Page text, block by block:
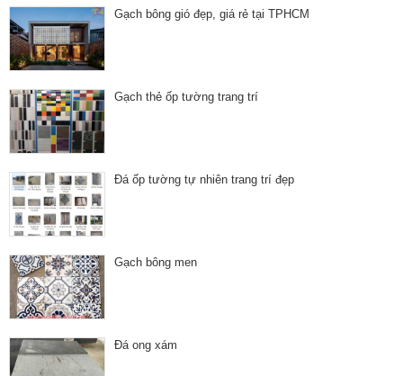
Gạch bông gió đẹp, giá rẻ tại TPHCM
Gạch thẻ ốp tường trang trí
Đá ốp tường tự nhiên trang trí đẹp
Gạch bông men
Đá ong xám